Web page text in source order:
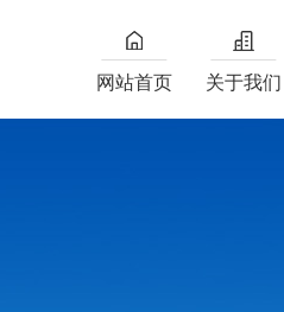
网站首页 关于我们